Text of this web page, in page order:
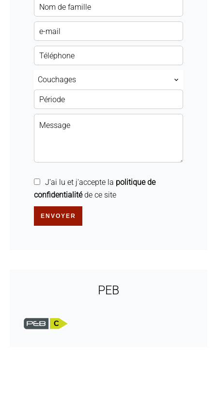
Couchages
J’ai lu et j'accepte la politique de
confidentialitéde ce site
ENVOYER
PEB
C